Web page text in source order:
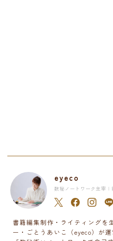
eyeco
数秘ノートワーク主宰 |
書籍編集制作・ライティングを
ー・ごとうあいこ（eyeco）が